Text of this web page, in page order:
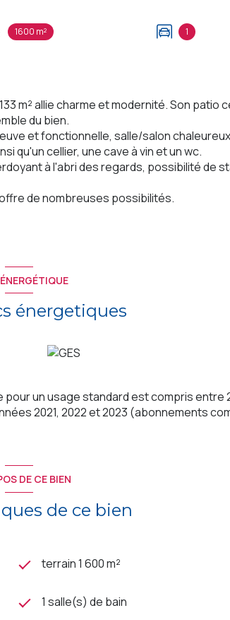
1600 m² 1
m² allie charme et modernité. Son patio
du bien.
et fonctionnelle, salle/salon
qu'un cellier, une cave à vin et un wc.
à l'abri des regards, possibilité de
de nombreuses possibilités.
énergetiques
un usage standard est compris entre
2021, 2022 et 2023 (abonnements
DE CE BIEN
de ce bien
terrain 1 600 m²
1 salle(s) de bain